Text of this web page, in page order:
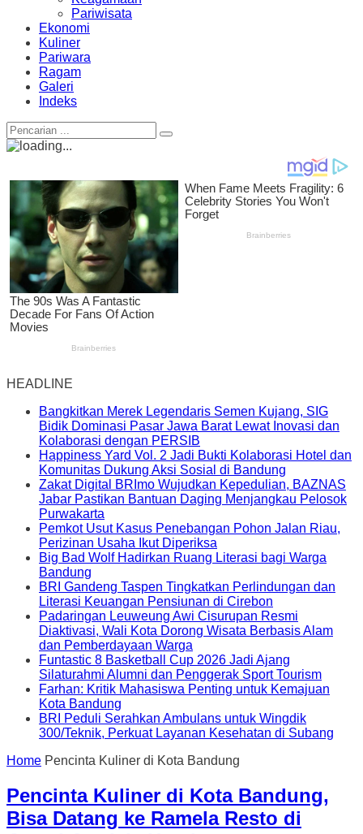
Pariwisata
Ekonomi
Kuliner
Pariwara
Ragam
Galeri
Indeks
HEADLINE
Bangkitkan Merek Legendaris Semen Kujang, SIG
Bidik Dominasi Pasar Jawa Barat Lewat Inovasi dan
Kolaborasi dengan PERSIB
Happiness Yard Vol. 2 Jadi Bukti Kolaborasi Hotel dan
Komunitas Dukung Aksi Sosial di Bandung
Zakat Digital BRImo Wujudkan Kepedulian, BAZNAS
Jabar Pastikan Bantuan Daging Menjangkau Pelosok
Purwakarta
Pemkot Usut Kasus Penebangan Pohon Jalan Riau,
Perizinan Usaha Ikut Diperiksa
Big Bad Wolf Hadirkan Ruang Literasi bagi Warga
Bandung
BRI Gandeng Taspen Tingkatkan Perlindungan dan
Literasi Keuangan Pensiunan di Cirebon
Padaringan Leuweung Awi Cisurupan Resmi
Diaktivasi, Wali Kota Dorong Wisata Berbasis Alam
dan Pemberdayaan Warga
Funtastic 8 Basketball Cup 2026 Jadi Ajang
Silaturahmi Alumni dan Penggerak Sport Tourism
Farhan: Kritik Mahasiswa Penting untuk Kemajuan
Kota Bandung
BRI Peduli Serahkan Ambulans untuk Wingdik
300/Teknik, Perkuat Layanan Kesehatan di Subang
Home Pencinta Kuliner di Kota Bandung
Pencinta Kuliner di Kota Bandung,
Bisa Datang ke Ramela Resto di